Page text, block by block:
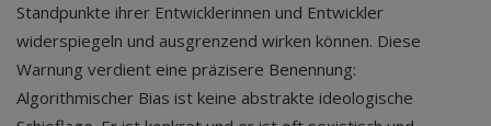
Standpunkte ihrer Entwicklerinnen und Entwickler
widerspiegeln und ausgrenzend wirken können. Diese
Warnung verdient eine präzisere Benennung:
Algorithmischer Bias ist keine abstrakte ideologische